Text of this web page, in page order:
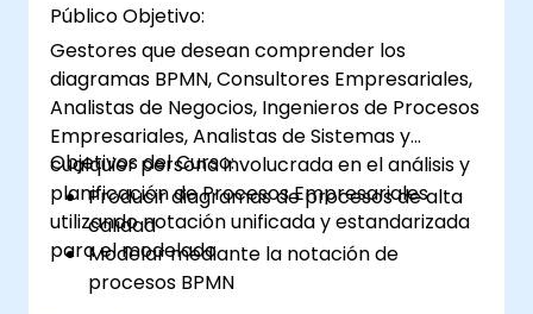
para garantizar la efectividad de los
proyectos y cambios en una organización,
asegurando que las soluciones
implementadas sean adecuadas, viables y
plenamente acordes con los requisitos
comerciales.
Público Objetivo:
Gestores que desean comprender los
diagramas BPMN, Consultores Empresariales,
Analistas de Negocios, Ingenieros de Procesos
Empresariales, Analistas de Sistemas y
cualquier persona involucrada en el análisis y
planificación de Procesos Empresariales
utilizando notación unificada y estandarizada
para el modelado.
Objetivos del Curso:
Producir diagramas de procesos de alta
calidad
Modelar mediante la notación de
procesos BPMN